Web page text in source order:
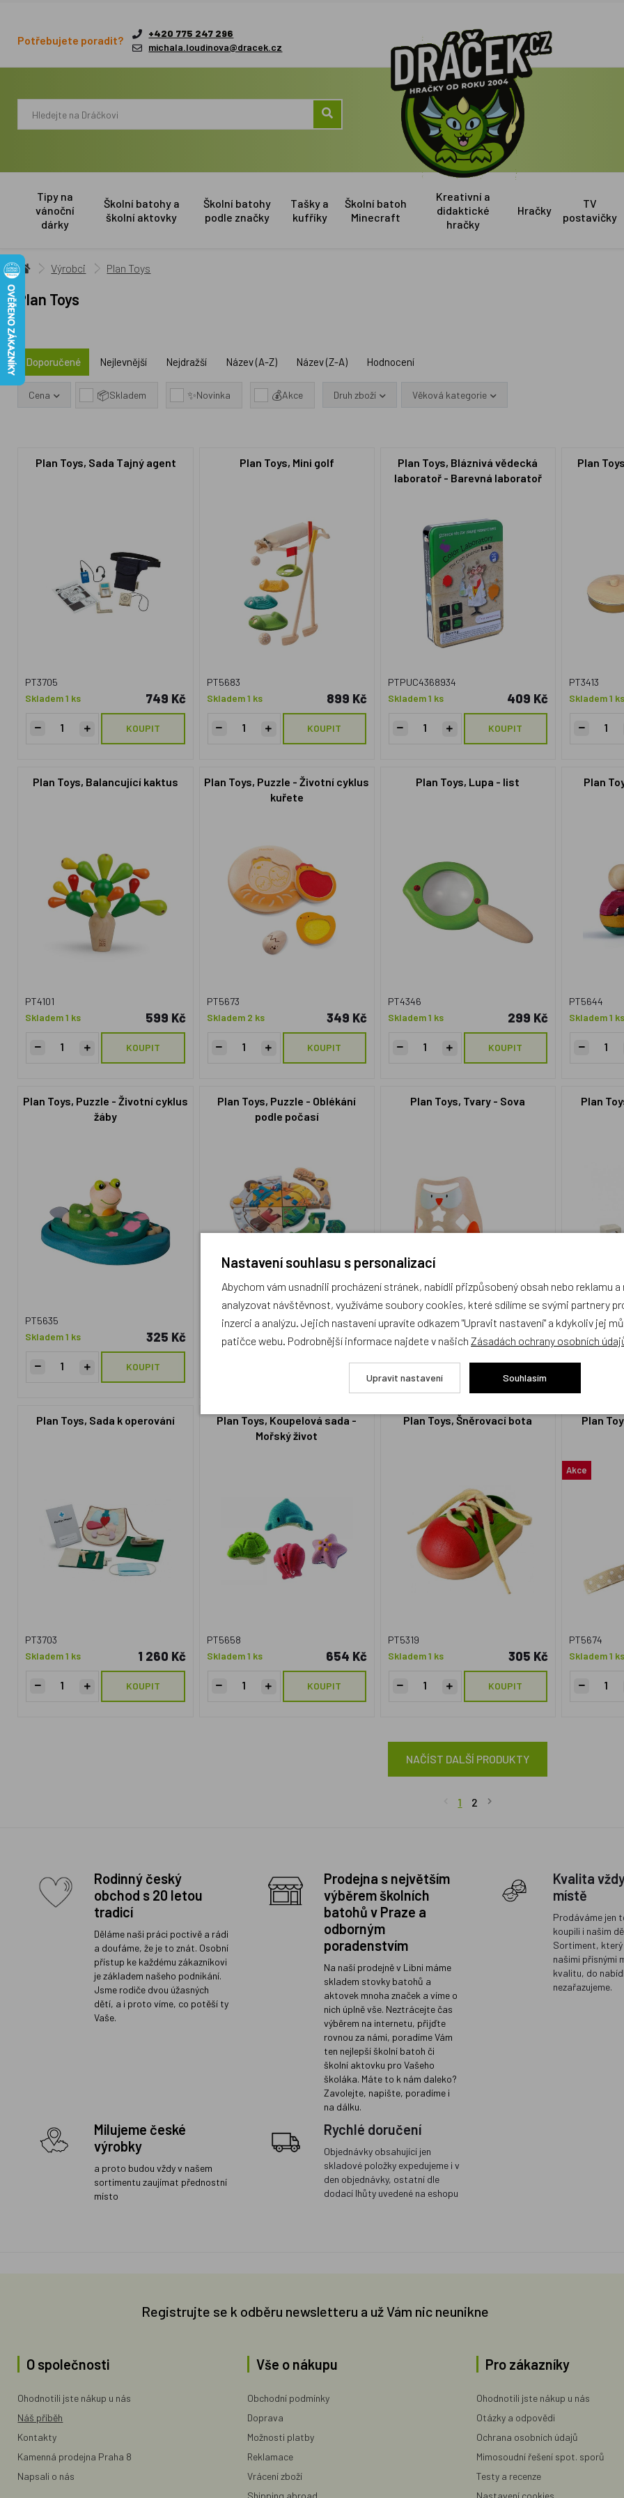
Potřebujete poradit?
+420 775 247 296
michala.loudinova@dracek.cz
Tipy na
vánoční
dárky
Školní batohy a
školní aktovky
Školní batohy
podle značky
Tašky a
kufříky
Školní batoh
Minecraft
Kreativní a
didaktické
hračky
Hračky
TV
postavičky
Výrobci Plan Toys
Plan Toys
Doporučené Nejlevnější Nejdražší Název (A-Z) Název (Z-A) Hodnocení
Cena 📦Skladem ✨Novinka 💰Akce Druh zboží Věková kategorie
Plan Toys, Sada Tajný agent
PT3705
Skladem 1 ks
749 Kč
KOUPIT
Plan Toys, Mini golf
PT5683
Skladem 1 ks
899 Kč
KOUPIT
Plan Toys, Bláznivá vědecká
laboratoř - Barevná laboratoř
PTPUC4368934
Skladem 1 ks
409 Kč
KOUPIT
Plan
PT3413
Skladem 1 ks
Plan Toys, Balancující kaktus
PT4101
Skladem 1 ks
599 Kč
KOUPIT
Plan Toys, Puzzle - Životní cyklus
kuřete
PT5673
Skladem 2 ks
349 Kč
KOUPIT
Plan Toys, Lupa - list
PT4346
Skladem 1 ks
299 Kč
KOUPIT
Plan
PT5644
Skladem 1 ks
Plan Toys, Puzzle - Životní cyklus
žáby
PT5635
Skladem 1 ks
325 Kč
KOUPIT
Plan Toys, Puzzle - Oblékání
podle počasí
PT5666
Skladem 2 ks
654 Kč
Plan Toys, Tvary - Sova
PT5132
Skladem 1 ks
605 Kč
KOUPIT
Plan
PT5531
Skladem 1
Plan Toys, Sada k operování
PT3703
Skladem 1 ks
1 260 Kč
KOUPIT
Plan Toys, Koupelová sada -
Mořský život
PT5658
Skladem 1 ks
654 Kč
KOUPIT
Plan Toys, Šněrovací bota
PT5319
Skladem 1 ks
305 Kč
KOUPIT
Plan
Akce
PT5674
Skladem 1 ks
NAČÍST DALŠÍ PRODUKTY
1 2
Rodinný český
obchod s 20 letou
tradicí
Děláme naši práci poctivě a rádi
a doufáme, že je to znát. Osobní
přístup ke každému zákazníkovi
je základem našeho podnikání.
Jsme rodiče dvou úžasných
dětí, a i proto víme, co potěší ty
Vaše.
Prodejna s největším
výběrem školních
batohů v Praze a
odborným
poradenstvím
Na naší prodejně v Libni máme
skladem stovky batohů a
aktovek mnoha značek a víme o
nich úplně vše. Neztrácejte čas
výběrem na internetu, přijďte
rovnou za námi, poradíme Vám
ten nejlepší školní batoh či
školní aktovku pro Vašeho
školáka. Máte to k nám daleko?
Zavolejte, napište, poradíme i
na dálku.
Kvalita
místě
Prodáváme jen
koupili i našim
Sortiment, který
našimi přísnými
kvalitu, do
nezařazujeme.
Milujeme české
výrobky
a proto budou vždy v našem
sortimentu zaujímat přednostní
místo
Rychlé doručení
Objednávky obsahující jen
skladové položky expedujeme i v
den objednávky, ostatní dle
dodací lhůty uvedené na eshopu
Registrujte se k odběru newsletteru a už Vám nic neunikne
O společnosti
Ohodnotili jste nákup u nás
Náš příběh
Kontakty
Kamenná prodejna Praha 8
Napsali o nás
Vše o nákupu
Obchodní podmínky
Doprava
Možnosti platby
Reklamace
Vrácení zboží
Shipping abroad
Pro zákazníky
Ohodnotili jste nákup u nás
Otázky a odpovědi
Ochrana osobních údajů
Mimosoudní řešení spot. sporů
Testy a recenze
Nastavení cookies
Nastavení souhlasu s personalizací
Abychom vám usnadnili procházení stránek, nabídli přizpůsobený obsah nebo reklamu
analyzovat návštěvnost, využíváme soubory cookies, které sdílíme se svými partnery
inzerci a analýzu. Jejich nastavení upravíte odkazem "Upravit nastavení" a kdykoliv jej
patičce webu. Podrobnější informace najdete v našich Zásadách ochrany osobních
Upravit nastavení Souhlasím